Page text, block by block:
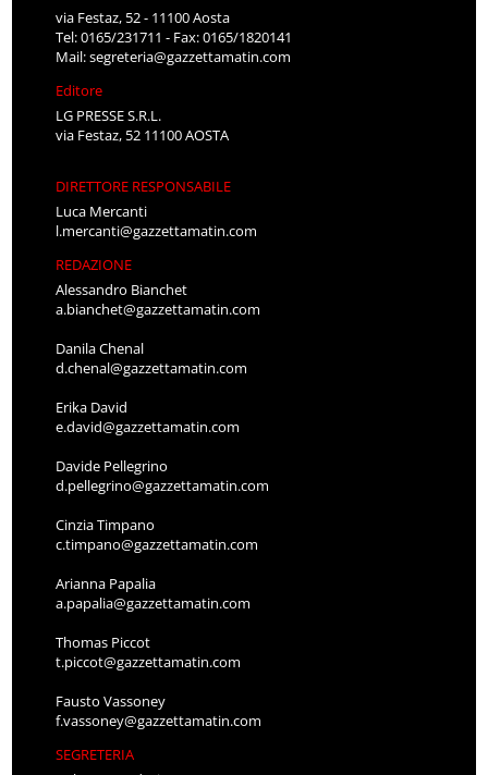
via Festaz, 52 - 11100 Aosta
Tel: 0165/231711 - Fax: 0165/1820141
Mail:segreteria@gazzettamatin.com
Editore
LG PRESSE S.R.L.
via Festaz, 52 11100 AOSTA
DIRETTORE RESPONSABILE
Luca Mercanti
l.mercanti@gazzettamatin.com
REDAZIONE
Alessandro Bianchet
a.bianchet@gazzettamatin.com
Danila Chenal
d.chenal@gazzettamatin.com
Erika David
e.david@gazzettamatin.com
Davide Pellegrino
d.pellegrino@gazzettamatin.com
Cinzia Timpano
c.timpano@gazzettamatin.com
Arianna Papalia
a.papalia@gazzettamatin.com
Thomas Piccot
t.piccot@gazzettamatin.com
Fausto Vassoney
f.vassoney@gazzettamatin.com
SEGRETERIA